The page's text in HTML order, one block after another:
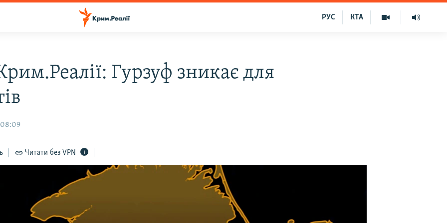
КТА
РУС
Гурзуф зникає для
08:09
Читати без VPN